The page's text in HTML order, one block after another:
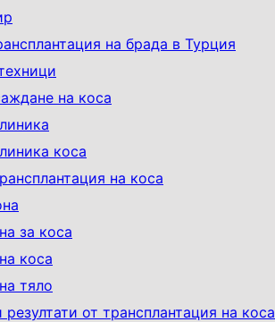
на брада в Турция
на коса
коса
на коса
за коса
коса
тяло
от трансплантация на коса